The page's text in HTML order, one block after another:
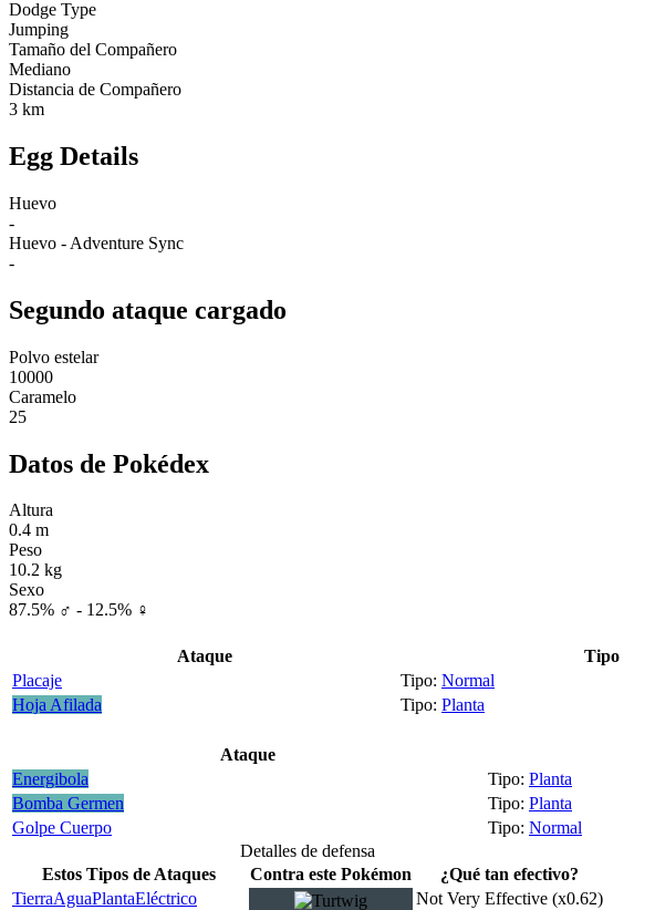
Dodge Type
Jumping
Tamaño del Compañero
Mediano
Distancia de Compañero
3 km
Egg Details
Huevo
-
Huevo - Adventure Sync
-
Segundo ataque cargado
Polvo estelar
10000
Caramelo
25
Datos de Pokédex
Altura
0.4 m
Peso
10.2 kg
Sexo
87.5% ♂ - 12.5% ♀
Ataque Tipo
Placaje
Normal
Hoja Afilada
Planta
Ataque
Energibola
Planta
Bomba Germen
Planta
Golpe Cuerpo
Normal
Detalles de defensa
Estos Tipos de Ataques
Contra este Pokémon
¿Qué tan efectivo?
TierraAguaPlantaEléctrico
Not Very Effective (x0.62)